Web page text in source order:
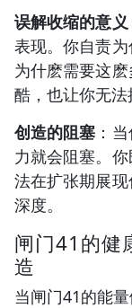
误解收缩的意义
表现。你自责
为什麽需要这
酷，也让你无法
创造的阻塞 ：
力就会阻塞。
法在扩张期展
深度。
闸门41的健
造
当闸门41的能